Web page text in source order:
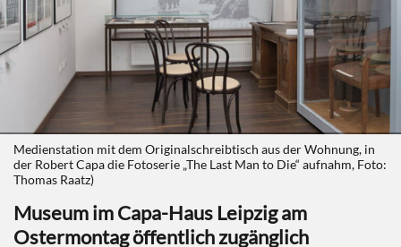
Medienstation mit dem Originalschreibtisch aus der Wohnung, in
der Robert Capa die Fotoserie „The Last Man to Die“ aufnahm, Foto:
Thomas Raatz)
Museum im Capa-Haus Leipzig am
Ostermontag öffentlich zugänglich